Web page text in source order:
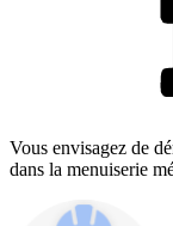
Vous envisagez de
dans la menuiserie